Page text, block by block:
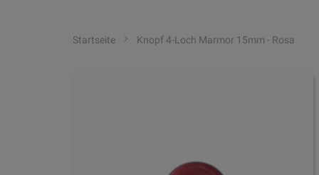
Startseite Knopf 4-Loch Marmor 15mm - Rosa